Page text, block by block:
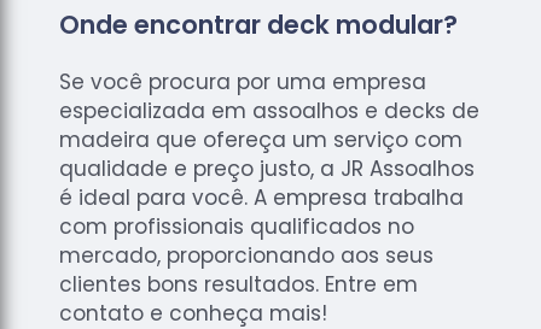
Onde encontrar deck modular?
Se você procura por uma empresa
especializada em assoalhos e decks de
madeira que ofereça um serviço com
qualidade e preço justo, a JR Assoalhos
é ideal para você. A empresa trabalha
com profissionais qualificados no
mercado, proporcionando aos seus
clientes bons resultados. Entre em
contato e conheça mais!